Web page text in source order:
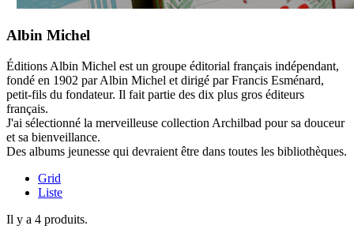
Albin Michel
Éditions Albin Michel est un groupe éditorial français indépendant,
fondé en 1902 par Albin Michel et dirigé par Francis Esménard,
petit-fils du fondateur. Il fait partie des dix plus gros éditeurs
français.
J'ai sélectionné la merveilleuse collection Archilbad pour sa douceur
et sa bienveillance.
Des albums jeunesse qui devraient être dans toutes les bibliothèques.
Grid
Liste
Il y a 4 produits.